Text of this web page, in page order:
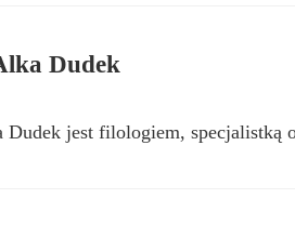
Dudek
Dudek jest filologiem, specjalistką